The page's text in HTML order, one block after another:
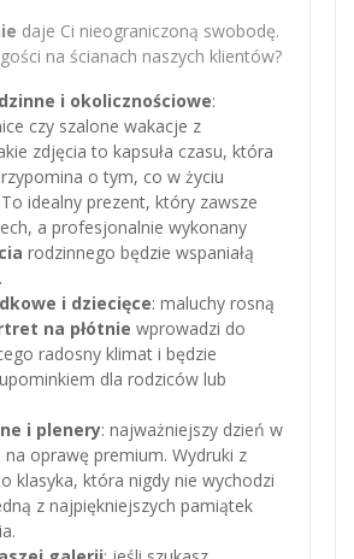
daje Ci nieograniczoną swobodę.
na ścianach naszych klientów?
i okolicznościowe:
czy szalone wakacje z
zdjęcia to kapsuła czasu, która
o tym, co w życiu
idealny prezent, który zawsze
a profesjonalnie wykonany
rodzinnego będzie wspaniałą
i dziecięce: maluchy rosną
na płótnie wprowadzi do
radosny klimat i będzie
dla rodziców lub
i plenery: najważniejszy dzień w
na oprawę premium. Wydruki z
klasyka, która nigdy nie wychodzi
z najpiękniejszych pamiątek